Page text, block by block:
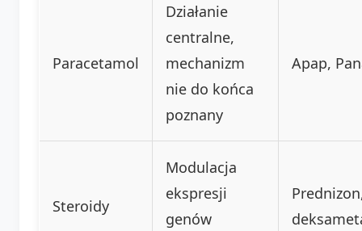
Paracetamol
Działanie
centralne,
mechanizm
nie do końca
poznany
Apap,
Steroidy
Modulacja
ekspresji
genów